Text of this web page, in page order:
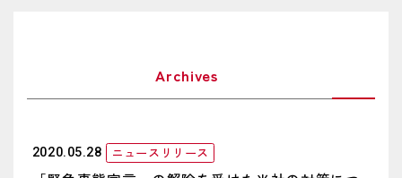
2020.05.28 ニュースリリース